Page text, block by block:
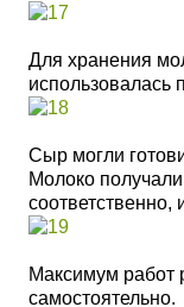
Для хранения
использовалась
Сыр могли
Молоко
Максимум работ
самостоятельно.